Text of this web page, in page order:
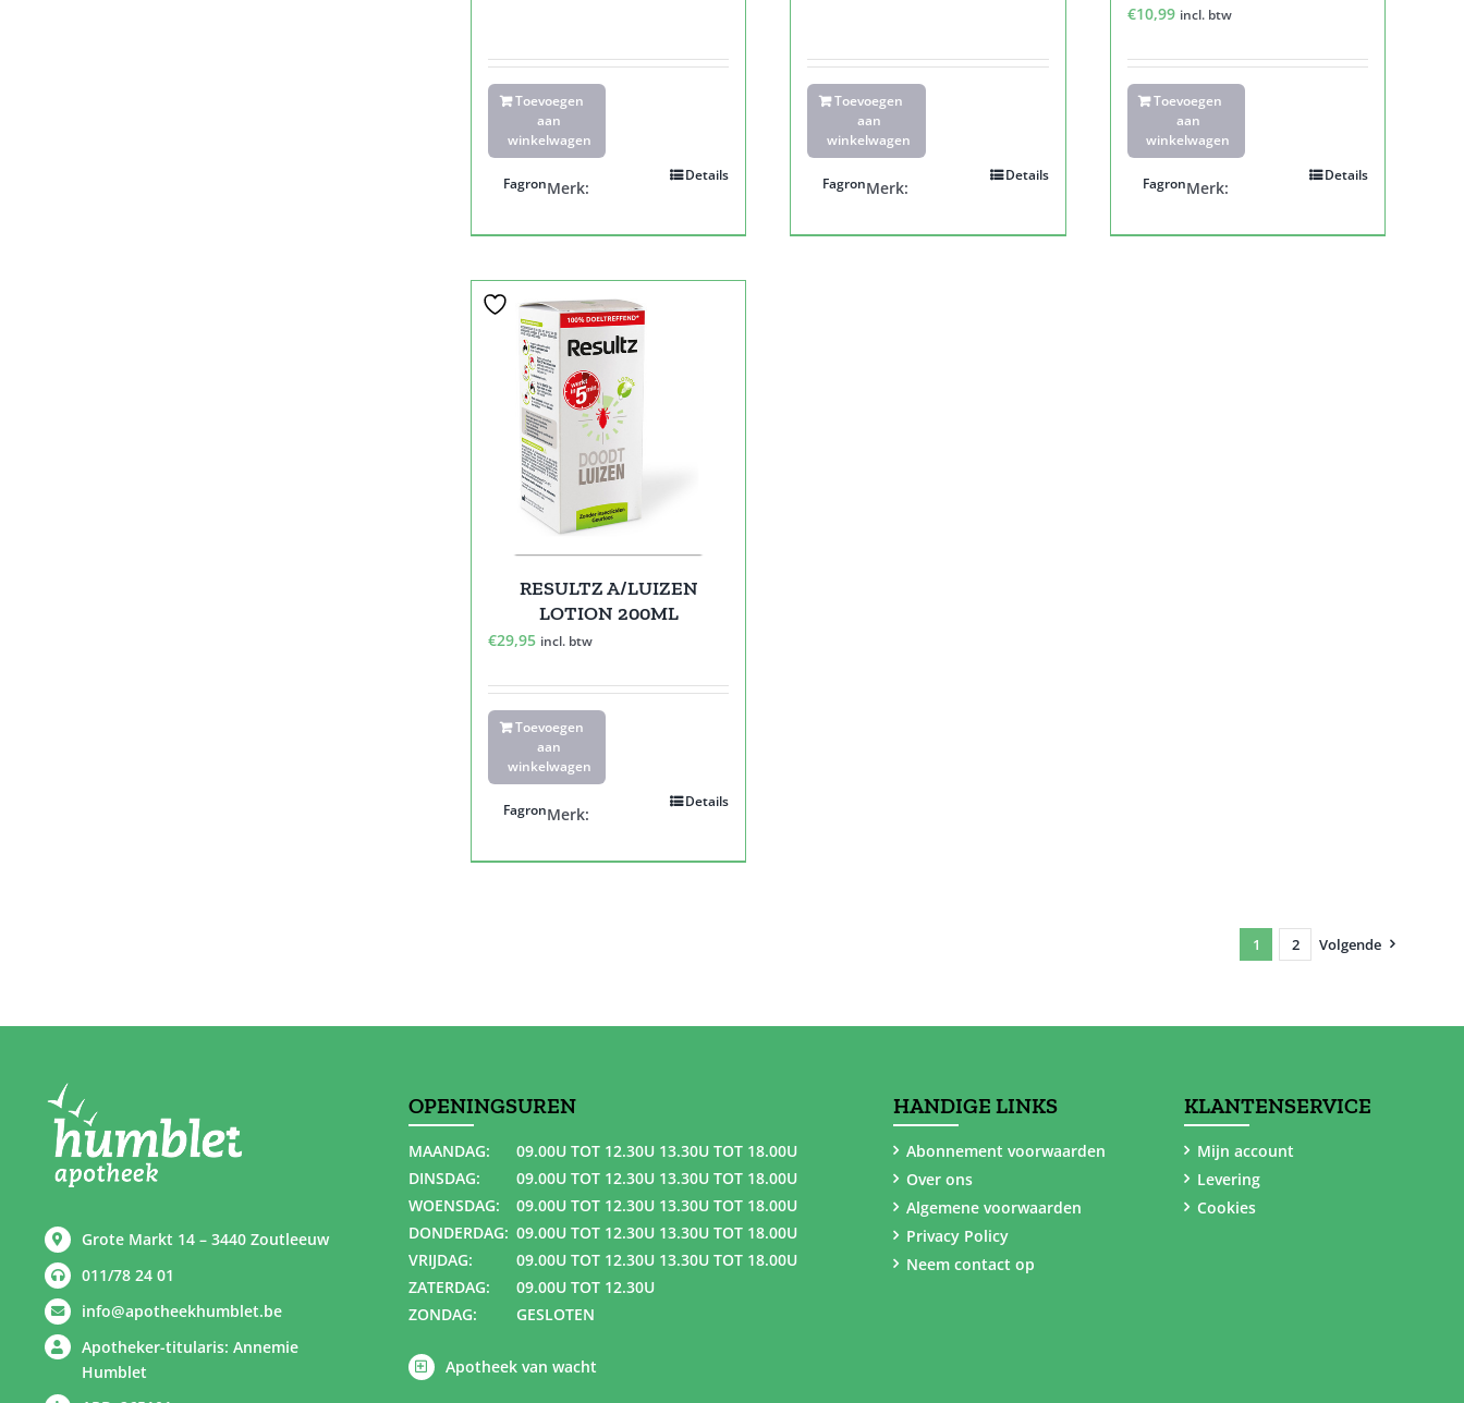
Toevoegen
aan
winkelwagen
Details
Merk:
Fagron
Toevoegen
aan
winkelwagen
Details
Merk:
Fagron
€10,99 incl. btw
Toevoegen
aan
winkelwagen
Details
Merk:
Fagron
RESULTZ A/LUIZEN
LOTION 200ML
€29,95 incl. btw
Toevoegen
aan
winkelwagen
Details
Merk:
Fagron
1 2 Volgende
Grote Markt 14 – 3440 Zoutleeuw
011/78 24 01
info@apotheekhumblet.be
Apotheker-titularis: Annemie
Humblet
OPENINGSUREN
MAANDAG:
09.00U TOT 12.30U 13.30U TOT 18.00U
DINSDAG:
09.00U TOT 12.30U 13.30U TOT 18.00U
WOENSDAG:
09.00U TOT 12.30U 13.30U TOT 18.00U
DONDERDAG: 09.00U TOT 12.30U 13.30U TOT 18.00U
VRIJDAG:
09.00U TOT 12.30U 13.30U TOT 18.00U
ZATERDAG:
09.00U TOT 12.30U
ZONDAG:
GESLOTEN
Apotheek van wacht
HANDIGE LINKS
Abonnement voorwaarden
Over ons
Algemene voorwaarden
Privacy Policy
Neem contact op
KLANTENSERVICE
Mijn account
Levering
Cookies